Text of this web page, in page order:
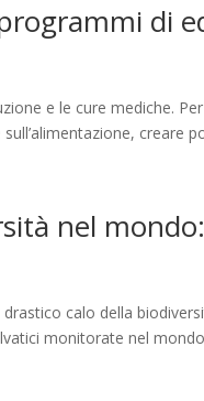
di
e le cure mediche.
creare
nel
calo della
monitorate nel